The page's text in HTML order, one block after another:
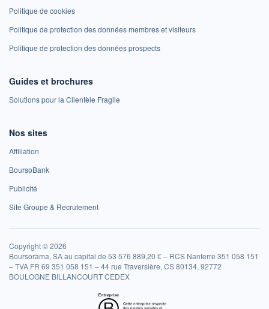
Politique de cookies
Politique de protection des données membres et visiteurs
Politique de protection des données prospects
Guides et brochures
Solutions pour la Clientèle Fragile
Nos sites
Affiliation
BoursoBank
Publicité
Site Groupe & Recrutement
Copyright © 2026
Boursorama, SA au capital de 53 576 889,20 € – RCS Nanterre 351 058 151
– TVA FR 69 351 058 151 – 44 rue Traversière, CS 80134, 92772
BOULOGNE BILLANCOURT CEDEX